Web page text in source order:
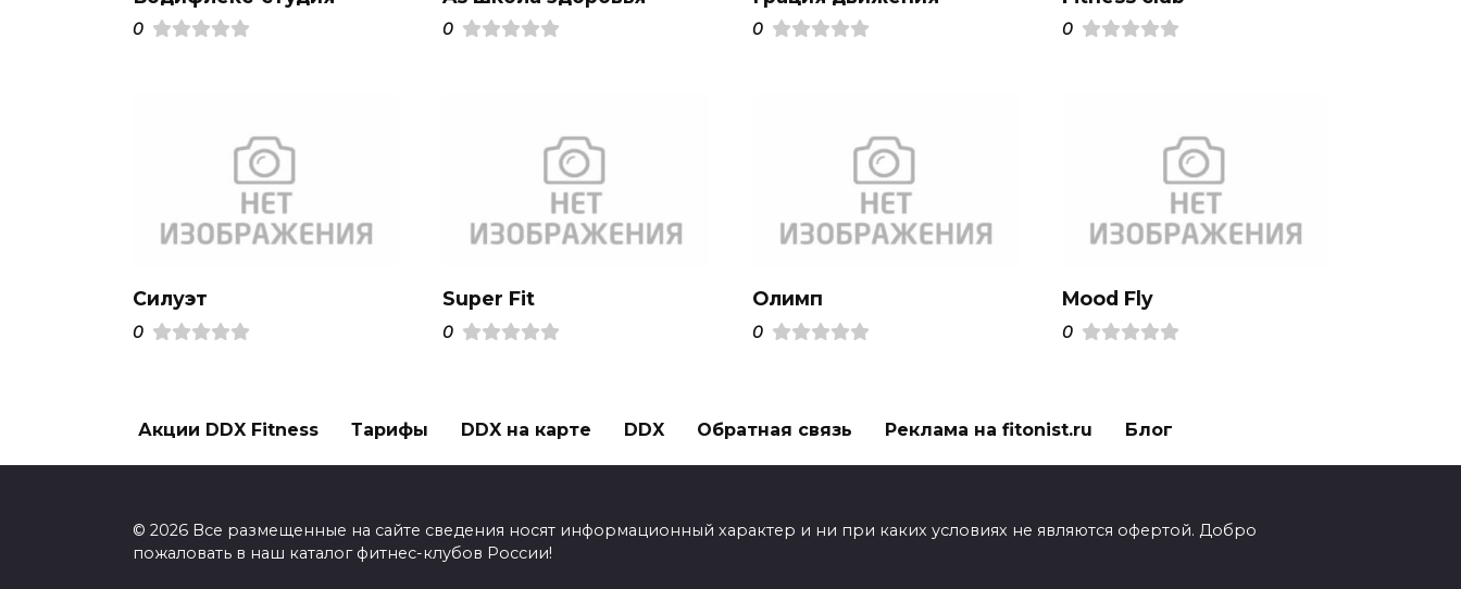
0 0 0 0
Силуэт
0
Super Fit
0
Олимп
0
Mood Fly
0
Акции DDX Fitness Тарифы DDX на карте DDX Обратная связь Реклама на fitonist.ru Блог
© 2026 Все размещенные на сайте сведения носят информационный характер и ни при каких условиях не являются офертой. Добро
пожаловать в наш каталог фитнес-клубов России!